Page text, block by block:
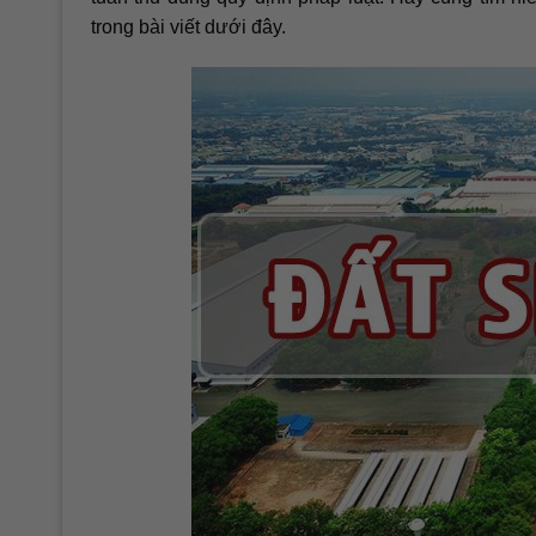
trong bài viết dưới đây.